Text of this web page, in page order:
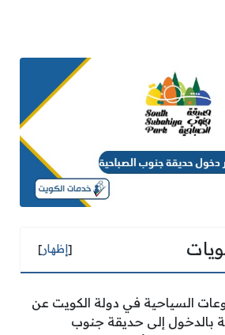
[إظهار]
السياحية في دولة الكويت عن
بالدخول إلى حديقة جنوب